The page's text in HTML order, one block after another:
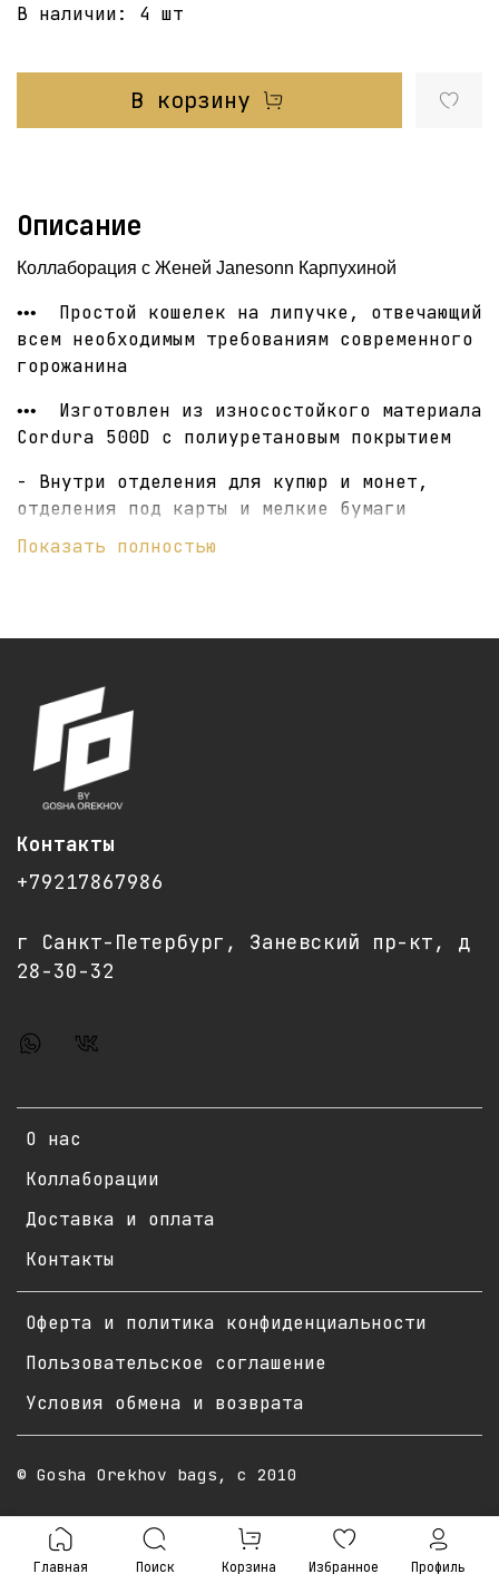
В наличии: 4 шт
В корзину
Описание
Коллаборация с Женей Janesonn Карпухиной
••• Простой кошелек на липучке, отвечающий
всем необходимым требованиям современного
горожанина
••• Изготовлен из износостойкого материала
Cordura 500D с полиуретановым покрытием
- Внутри отделения для купюр и монет,
отделения под карты и мелкие бумаги
- Люверс для карабина
- Вес: 40 гр
Сделано в Санкт-Петербурге
Показать полностью
О нас
Коллаборации
Доставка и оплата
Контакты
Оферта и политика конфиденциальности
Пользовательское соглашение
Условия обмена и возврата
Контакты
+79217867986
г Санкт-Петербург, Заневский пр-кт, д
28-30-32
© Gosha Orekhov bags, с 2010
Главная Поиск Корзина Избранное Профиль